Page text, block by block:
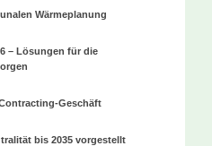
Wärmeplanung
– Lösungen für die
Geschäft
bis 2035 vorgestellt